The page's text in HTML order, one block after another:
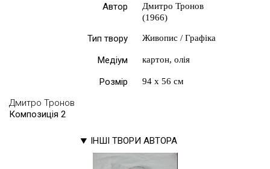
Дмитро Тронов
Композиція 2
ІНШІ ТВОРИ АВТОРА
Автор
Дмитро Тронов
(1966)
Тип твору Живопис / Графіка
Медіум картон, олія
Розмір 94 х 56 см